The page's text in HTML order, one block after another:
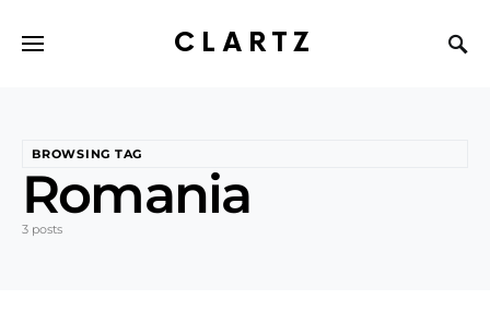
CLARTZ
BROWSING TAG
Romania
3 posts